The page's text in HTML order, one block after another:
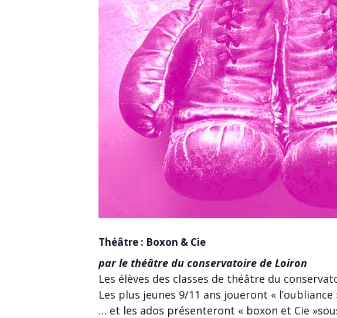
Théâtre : Boxon & Cie
par le théâtre du conservatoire de Loiron
Les élèves des classes de théâtre du
Les plus jeunes 9/11 ans joueront «
… et les ados présenteront « boxon et Cie